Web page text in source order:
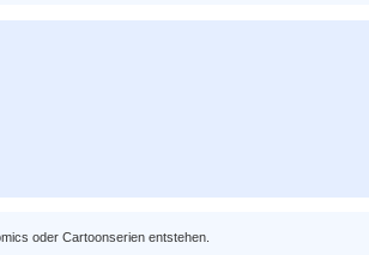
oder Cartoonserien entstehen.